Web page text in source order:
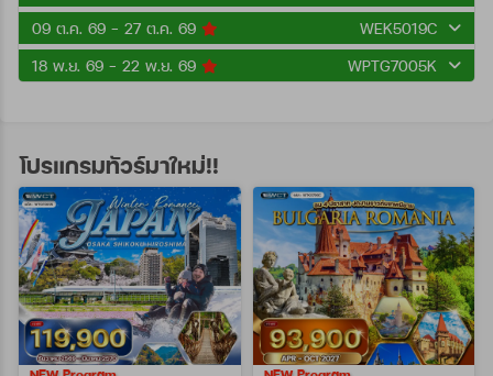
09 ต.ค. 69 - 27 ต.ค. 69
WEK5019C
18 พ.ย. 69 - 22 พ.ย. 69
WPTG7005K
โปรแกรมทัวร์มาใหม่!!